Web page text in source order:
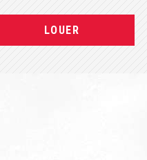
LOUER